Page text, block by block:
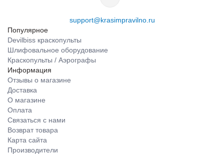
support@krasimpravilno.ru
Популярное
Devilbiss краскопульты
Шлифовальное оборудование
Краскопульты / Аэрографы
Информация
Отзывы о магазине
Доставка
О магазине
Оплата
Связаться с нами
Возврат товара
Карта сайта
Производители